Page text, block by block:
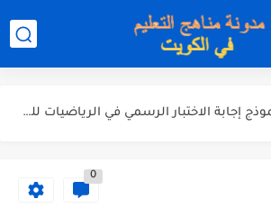
نموذج إجابة الاختبار الرسمي في التربية الاسلامية للصف العاشر الفترة...
نموذج إجابة الاختبار الرسمي في الرياضيات للصف العاشر الفترة الثانية...
مذكرة شاملة في القران الكريم للصف الثاني عشر الفصل الثاني...
0